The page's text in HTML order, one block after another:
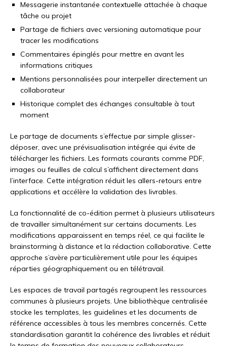
Messagerie instantanée contextuelle attachée à chaque
tâche ou projet
Partage de fichiers avec versioning automatique pour
tracer les modifications
Commentaires épinglés pour mettre en avant les
informations critiques
Mentions personnalisées pour interpeller directement un
collaborateur
Historique complet des échanges consultable à tout
moment
Le partage de documents s’effectue par simple glisser-
déposer, avec une prévisualisation intégrée qui évite de
télécharger les fichiers. Les formats courants comme PDF,
images ou feuilles de calcul s’affichent directement dans
l’interface. Cette intégration réduit les allers-retours entre
applications et accélère la validation des livrables.
La fonctionnalité de co-édition permet à plusieurs utilisateurs
de travailler simultanément sur certains documents. Les
modifications apparaissent en temps réel, ce qui facilite le
brainstorming à distance et la rédaction collaborative. Cette
approche s’avère particulièrement utile pour les équipes
réparties géographiquement ou en télétravail.
Les espaces de travail partagés regroupent les ressources
communes à plusieurs projets. Une bibliothèque centralisée
stocke les templates, les guidelines et les documents de
référence accessibles à tous les membres concernés. Cette
standardisation garantit la cohérence des livrables et réduit